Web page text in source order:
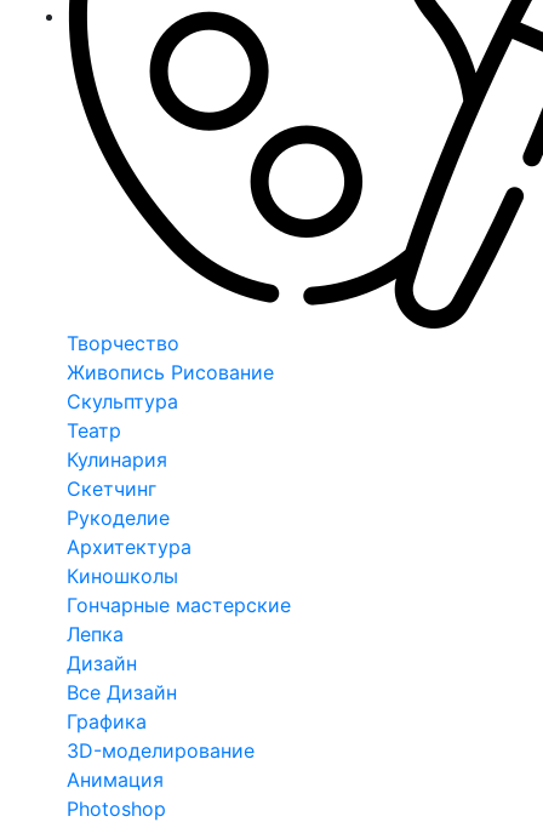
Творчество
Живопись Рисование
Скульптура
Театр
Кулинария
Скетчинг
Рукоделие
Архитектура
Киношколы
Гончарные мастерские
Лепка
Дизайн
Все Дизайн
Графика
3D-моделирование
Анимация
Photoshop